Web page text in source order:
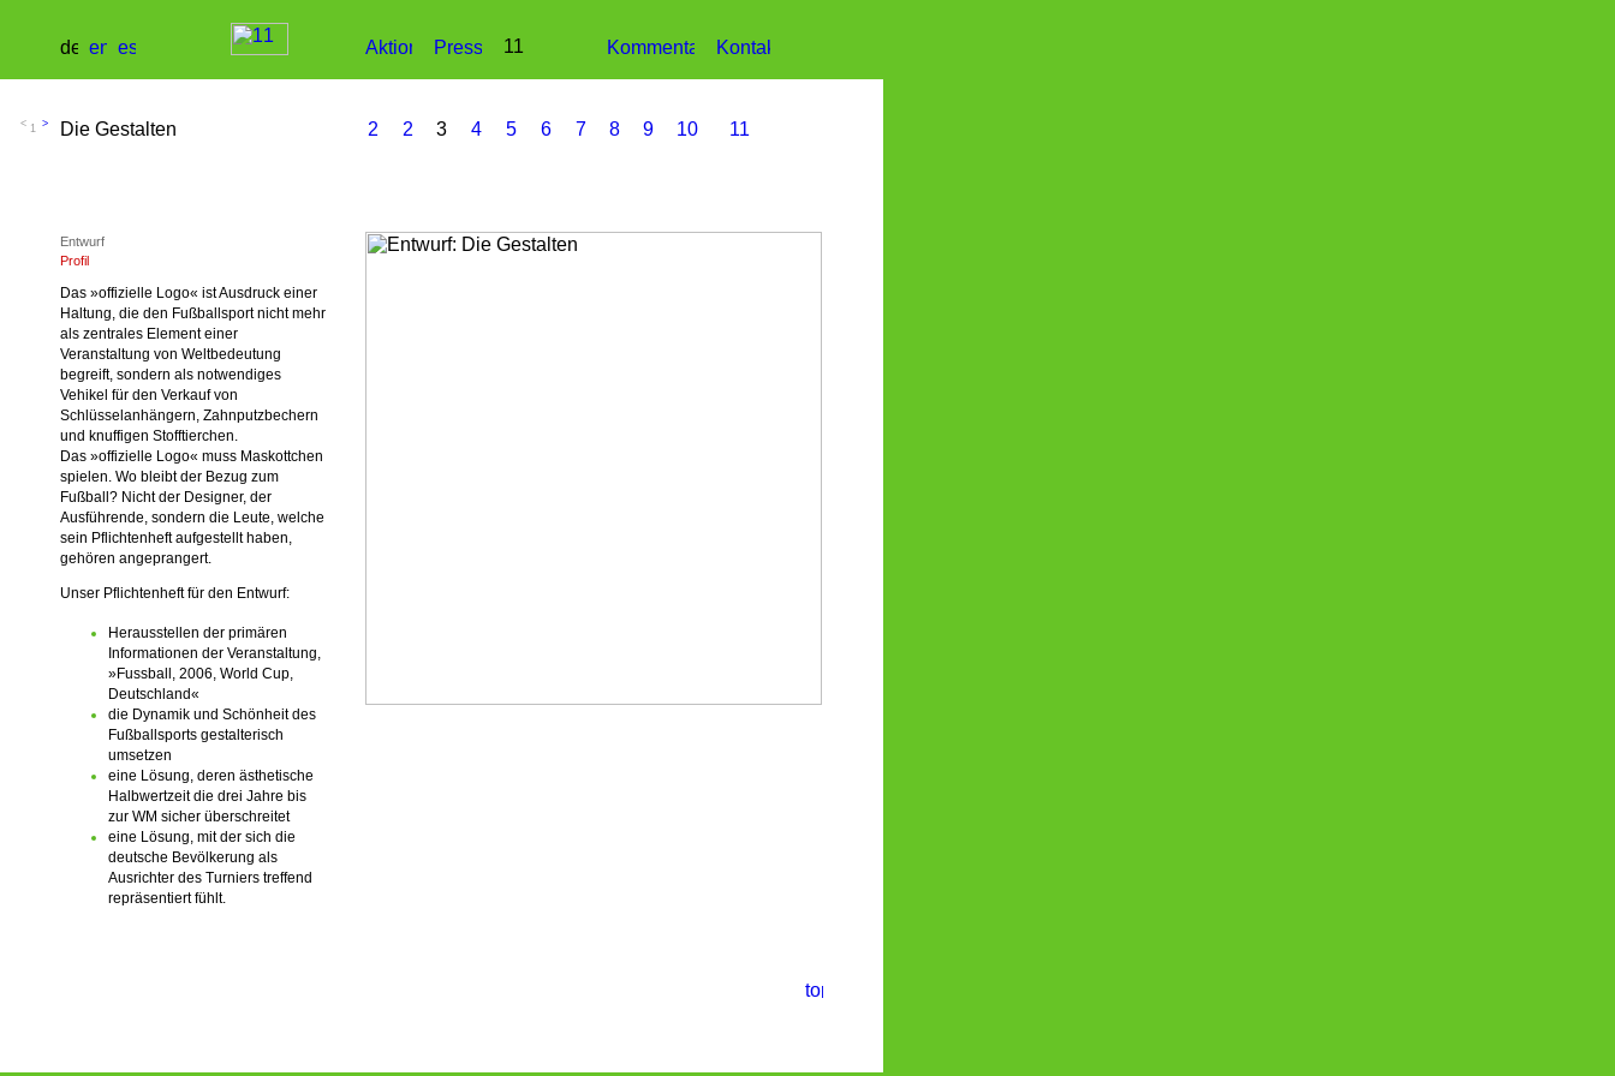
1
Entwurf
Profil
Das »offizielle Logo« ist Ausdruck einer
Haltung, die den Fußballsport nicht mehr
als zentrales Element einer
Veranstaltung von Weltbedeutung
begreift, sondern als notwendiges
Vehikel für den Verkauf von
Schlüsselanhängern, Zahnputzbechern
und knuffigen Stofftierchen.
Das »offizielle Logo« muss Maskottchen
spielen. Wo bleibt der Bezug zum
Fußball? Nicht der Designer, der
Ausführende, sondern die Leute, welche
sein Pflichtenheft aufgestellt haben,
gehören angeprangert.
Unser Pflichtenheft für den Entwurf:
Herausstellen der primären
Informationen der Veranstaltung,
»Fussball, 2006, World Cup,
Deutschland«
die Dynamik und Schönheit des
Fußballsports gestalterisch
umsetzen
eine Lösung, deren ästhetische
Halbwertzeit die drei Jahre bis
zur WM sicher überschreitet
eine Lösung, mit der sich die
deutsche Bevölkerung als
Ausrichter des Turniers treffend
repräsentiert fühlt.